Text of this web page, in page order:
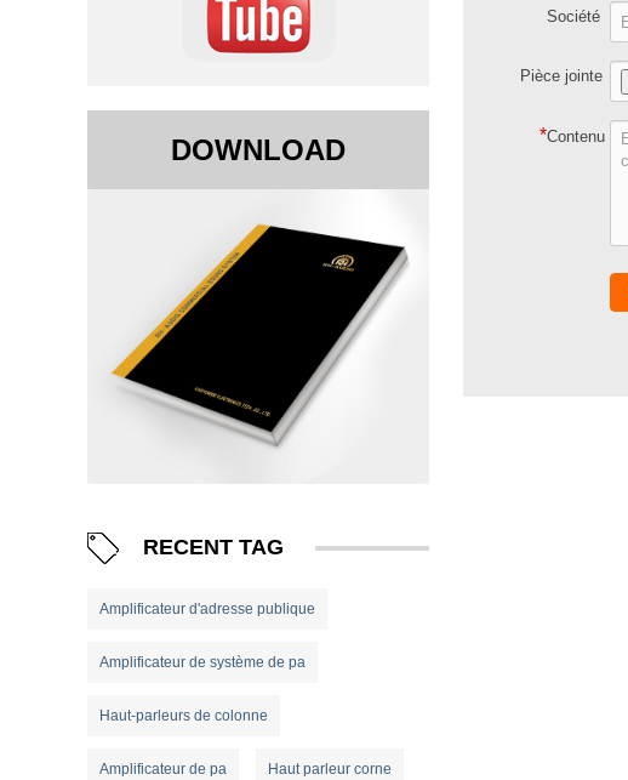
DOWNLOAD
RECENT TAG
Amplificateur d'adresse publique
Amplificateur de système de pa
Haut-parleurs de colonne
Amplificateur de pa Haut parleur corne
Société
Pièce jointe
*Contenu